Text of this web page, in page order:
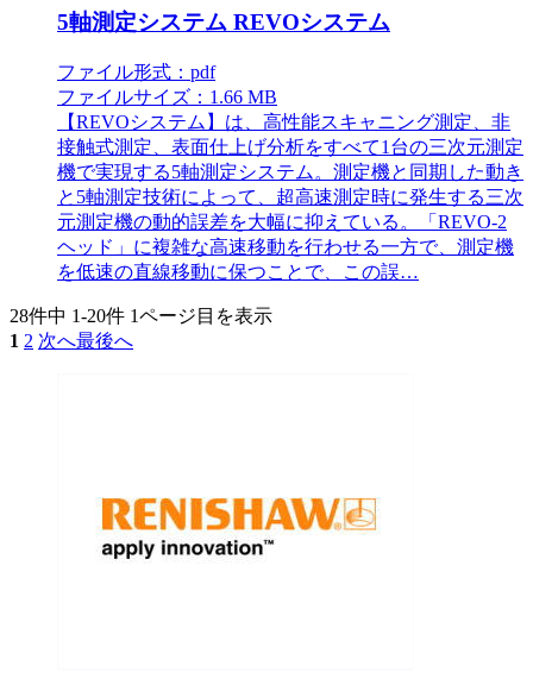
5軸測定システム REVOシステム
ファイル形式：pdf
ファイルサイズ：1.66 MB
【REVOシステム】は、高性能スキャニング測定、非
接触式測定、表面仕上げ分析をすべて1台の三次元測定
機で実現する5軸測定システム。測定機と同期した動き
と5軸測定技術によって、超高速測定時に発生する三次
元測定機の動的誤差を大幅に抑えている。「REVO-2
ヘッド」に複雑な高速移動を行わせる一方で、測定機
を低速の直線移動に保つことで、この誤…
28件中 1-20件 1ページ目を表示
1 2 次へ最後へ